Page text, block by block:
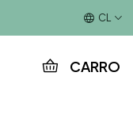
CARRO
CL